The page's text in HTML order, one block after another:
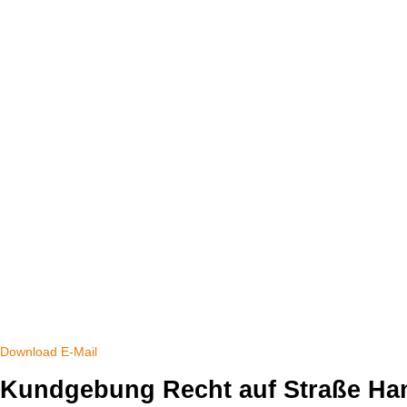
Download E-Mail
Kundgebung Recht auf Straße